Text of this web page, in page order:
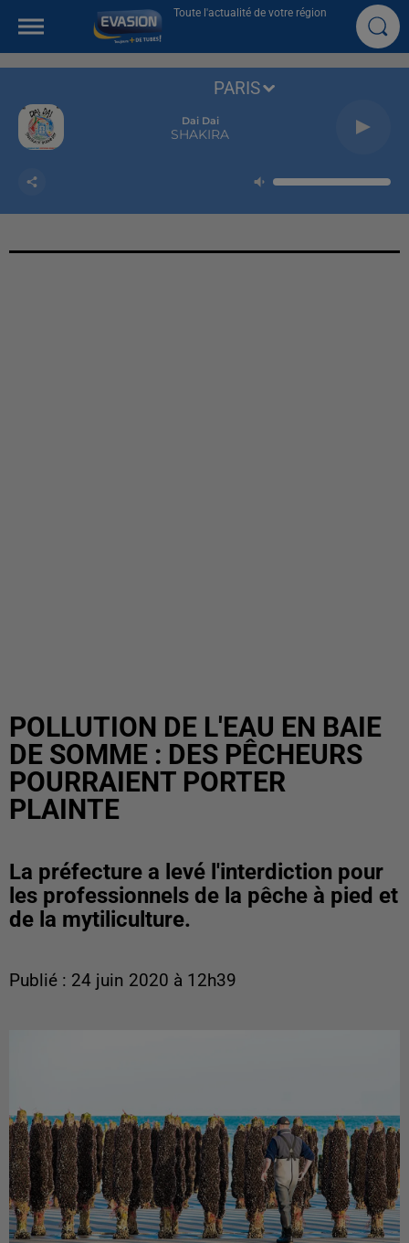
Toute l'actualité de votre région
Dai Dai
SHAKIRA
PARIS
POLLUTION DE L'EAU EN BAIE
DE SOMME : DES PÊCHEURS
POURRAIENT PORTER
PLAINTE
La préfecture a levé l'interdiction pour
les professionnels de la pêche à pied et
de la mytiliculture.
Publié : 24 juin 2020 à 12h39